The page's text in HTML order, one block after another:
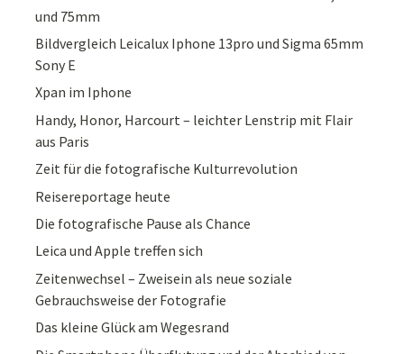
und 75mm
Bildvergleich Leicalux Iphone 13pro und Sigma 65mm
Sony E
Xpan im Iphone
Handy, Honor, Harcourt – leichter Lenstrip mit Flair
aus Paris
Zeit für die fotografische Kulturrevolution
Reisereportage heute
Die fotografische Pause als Chance
Leica und Apple treffen sich
Zeitenwechsel – Zweisein als neue soziale
Gebrauchsweise der Fotografie
Das kleine Glück am Wegesrand